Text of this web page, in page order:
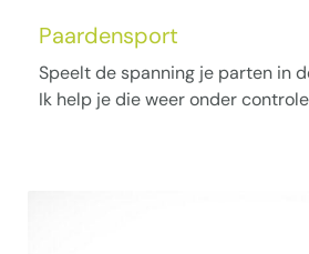
Paardensport
Speelt de spanning je parten in
Ik help je die weer onder